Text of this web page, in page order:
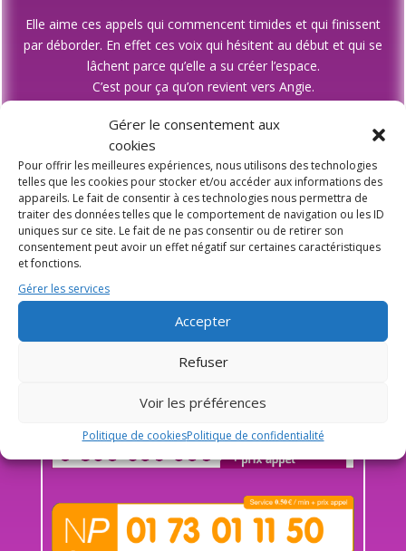
Gérer le consentement aux
cookies
Pour offrir les meilleures expériences, nous utilisons des technologies
telles que les cookies pour stocker et/ou accéder aux informations des
appareils. Le fait de consentir à ces technologies nous permettra de
traiter des données telles que le comportement de navigation ou les ID
uniques sur ce site. Le fait de ne pas consentir ou de retirer son
consentement peut avoir un effet négatif sur certaines caractéristiques
et fonctions.
Gérer les services
Accepter
Refuser
Voir les préférences
Politique de cookiesPolitique de confidentialité
Elle aime ces appels qui commencent timides et qui finissent
par déborder. En effet ces voix qui hésitent au début et qui se
lâchent parce qu’elle a su créer l’espace.
C’est pour ça qu’on revient vers Angie.
Donc appeler Angie, c’est choisir une
qualité.
De plus une voix qui reste, une intimité qu’on n’oublie pas. Car
elle est là, elle écoute,
elle répond. Et quand on raccroche, on sait déjà qu’on
rappellera.
réseau, ou explorez le tel rose rencontre pour une approche
plus douce.
0895 69 09 95 (0,60€/min)